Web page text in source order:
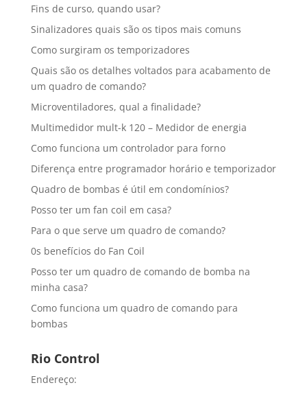
Fins de curso, quando usar?
Sinalizadores quais são os tipos mais comuns
Como surgiram os temporizadores
Quais são os detalhes voltados para acabamento de
um quadro de comando?
Microventiladores, qual a finalidade?
Multimedidor mult-k 120 – Medidor de energia
Como funciona um controlador para forno
Diferença entre programador horário e temporizador
Quadro de bombas é útil em condomínios?
Posso ter um fan coil em casa?
Para o que serve um quadro de comando?
0s benefícios do Fan Coil
Posso ter um quadro de comando de bomba na
minha casa?
Como funciona um quadro de comando para
bombas
Rio Control
Endereço: